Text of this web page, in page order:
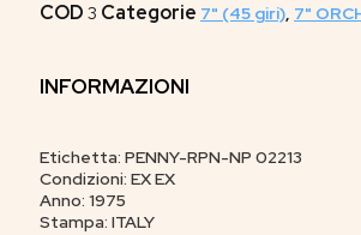
COD 3 Categorie 7" (45 giri), 7"
INFORMAZIONI
Etichetta: PENNY-RPN-NP 02213
Condizioni: EX EX
Anno: 1975
Stampa: ITALY